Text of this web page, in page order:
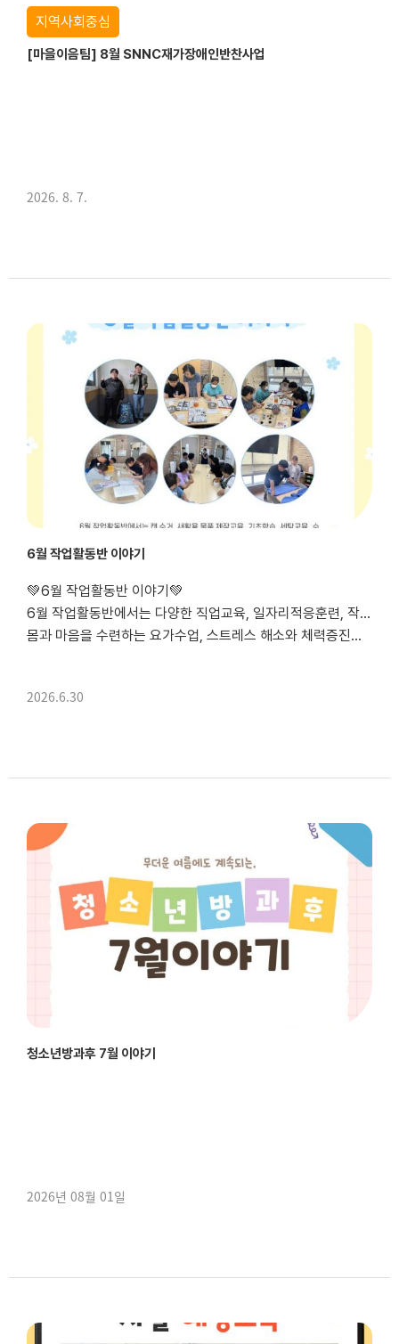
지역사회중심
[마을이음팀] 8월 SNNC재가장애인반찬사업
2026. 8. 7.
6월 작업활동반 이야기
💚6월 작업활동반 이야기💚
6월 작업활동반에서는 다양한 직업교육, 일자리적응훈련, 작업활동을 진행하였습니다.
몸과 마음을 수련하는 요가수업, 스트레스 해소와 체력증진을 위한 댄스수업, 협력업체에 방문하여 캔을 수거하고 정리하는 활동, 기초학습 등을 진행하며 다양한 경험을 쌓는 시간을 가졌습니다. 앞으로도 작업활동반을 통해 훈련생들이 성장할 수 있도록 노력하...
2026.6.30
청소년방과후 7월 이야기
2026년 08월 01일